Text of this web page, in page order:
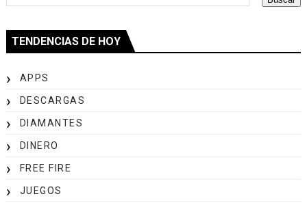
TENDENCIAS DE HOY
APPS
DESCARGAS
DIAMANTES
DINERO
FREE FIRE
JUEGOS